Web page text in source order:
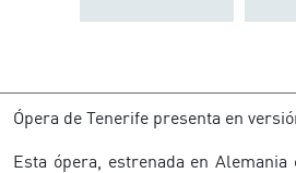
Ópera de Tenerife presenta en
Esta ópera, estrenada en